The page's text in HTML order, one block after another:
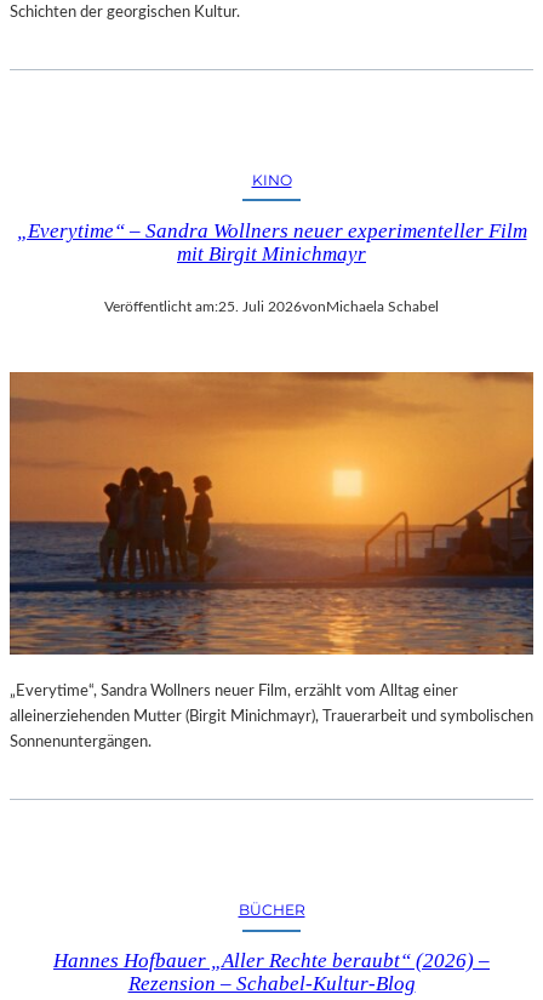
Schichten der georgischen Kultur.
KINO
„Everytime“ – Sandra Wollners neuer experimenteller Film
mit Birgit Minichmayr
Veröffentlicht am:25. Juli 2026vonMichaela Schabel
„Everytime“, Sandra Wollners neuer Film, erzählt vom Alltag einer
alleinerziehenden Mutter (Birgit Minichmayr), Trauerarbeit und symbolischen
Sonnenuntergängen.
BÜCHER
Hannes Hofbauer „Aller Rechte beraubt“ (2026) –
Rezension – Schabel-Kultur-Blog